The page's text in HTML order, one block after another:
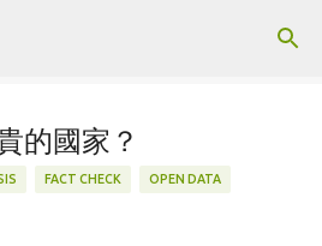
到主要內容
的國家？
FACT CHECK OPEN DATA